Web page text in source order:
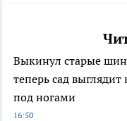
Выкинул старые
теперь сад
под ногами
16:50